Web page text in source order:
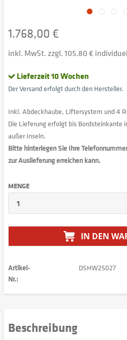
1.768,00 €
inkl. MwSt. zzgl. 105.80 €
Lieferzeit 10 Wochen
Der Versand erfolgt durch den Hersteller.
Inkl. Abdeckhaube, Liftersystem und 4
Die Lieferung erfolgt bis Bordsteinkante
außer Inseln.
Bitte hinterlegen Sie Ihre
zur Auslieferung erreichen kann.
MENGE
IN DEN
Artikel-
Nr.:
DSHW25027
Beschreibung